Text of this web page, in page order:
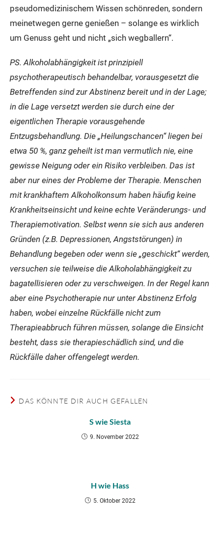
pseudomedizinischem Wissen schönreden, sondern
meinetwegen gerne genießen – solange es wirklich
um Genuss geht und nicht „sich wegballern“.
PS. Alkoholabhängigkeit ist prinzipiell
psychotherapeutisch behandelbar, vorausgesetzt die
Betreffenden sind zur Abstinenz bereit und in der Lage;
in die Lage versetzt werden sie durch eine der
eigentlichen Therapie vorausgehende
Entzugsbehandlung. Die „Heilungschancen“ liegen bei
etwa 50 %, ganz geheilt ist man vermutlich nie, eine
gewisse Neigung oder ein Risiko verbleiben. Das ist
aber nur eines der Probleme der Therapie. Menschen
mit krankhaftem Alkoholkonsum haben häufig keine
Krankheitseinsicht und keine echte Veränderungs- und
Therapiemotivation. Selbst wenn sie sich aus anderen
Gründen (z.B. Depressionen, Angststörungen) in
Behandlung begeben oder wenn sie „geschickt“ werden,
versuchen sie teilweise die Alkoholabhängigkeit zu
bagatellisieren oder zu verschweigen. In der Regel kann
aber eine Psychotherapie nur unter Abstinenz Erfolg
haben, wobei einzelne Rückfälle nicht zum
Therapieabbruch führen müssen, solange die Einsicht
besteht, dass sie therapieschädlich sind, und die
Rückfälle daher offengelegt werden.
DAS KÖNNTE DIR AUCH GEFALLEN
S wie Siesta
9. November 2022
H wie Hass
5. Oktober 2022